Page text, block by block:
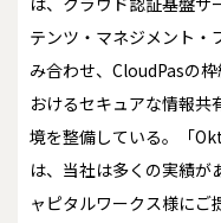
テンツ・マネジメント・
み合わせ、CloudPasの
おけるセキュアな情報共
境を整備している。「
は、当社は多くの実績が
ャピタルワークス様に